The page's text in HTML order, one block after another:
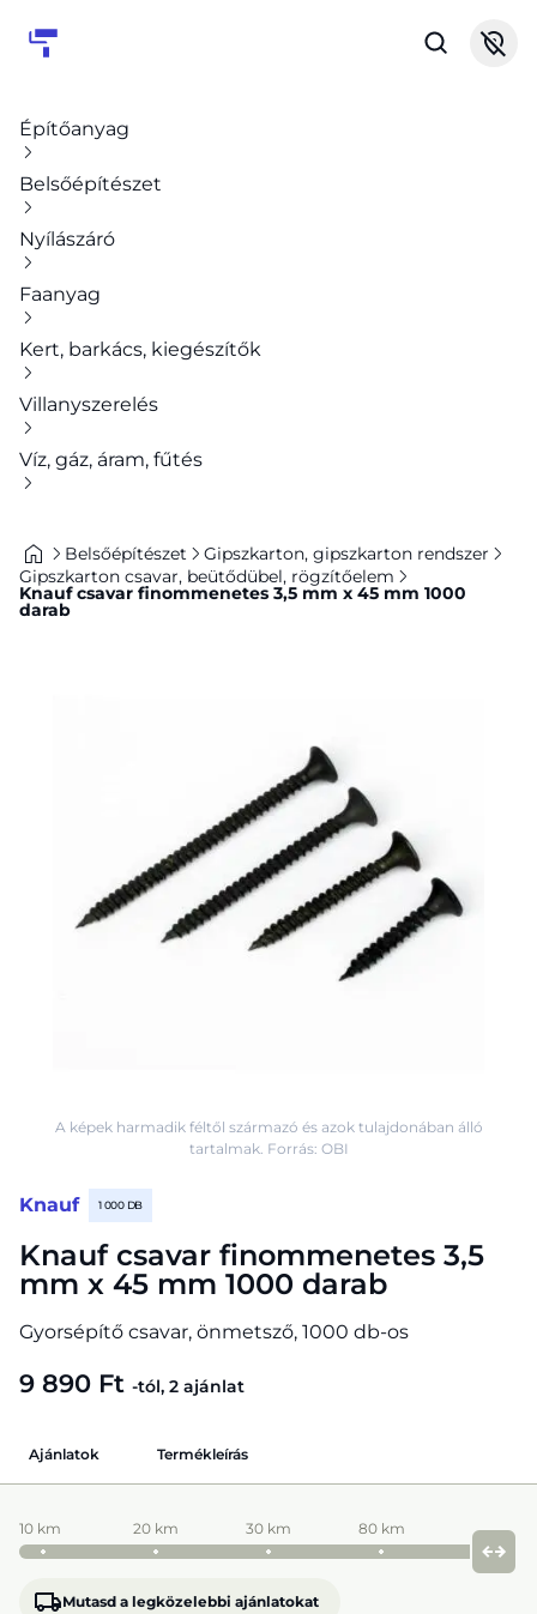
Építőanyag
Belsőépítészet
Nyílászáró
Faanyag
Kert, barkács, kiegészítők
Villanyszerelés
Víz, gáz, áram, fűtés
Belsőépítészet
Gipszkarton, gipszkarton rendszer
Gipszkarton csavar, beütődübel, rögzítőelem
Knauf csavar finommenetes 3,5 mm x 45 mm 1000
darab
Knauf 1 000 DB
Knauf csavar finommenetes 3,5
mm x 45 mm 1000 darab
Gyorsépítő csavar, önmetsző, 1000 db-os
9 890 Ft -tól, 2 ajánlat
A képek harmadik féltől származó és azok tulajdonában álló
tartalmak. Forrás: OBI
Ajánlatok Termékleírás
10 km 20 km 30 km 80 km
Mutasd a legközelebbi ajánlatokat